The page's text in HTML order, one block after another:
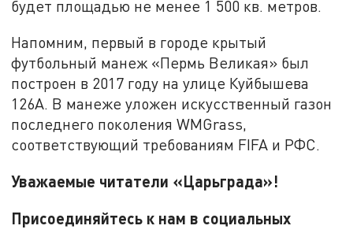
будет площадью не менее 1 500 кв. метров.
Напомним, первый в городе крытый
футбольный манеж «Пермь Великая» был
построен в 2017 году на улице Куйбышева
126А. В манеже уложен искусственный газон
последнего поколения WMGrass,
соответствующий требованиям FIFA и РФС.
Уважаемые читатели «Царьграда»!
Присоединяйтесь к нам в социальных